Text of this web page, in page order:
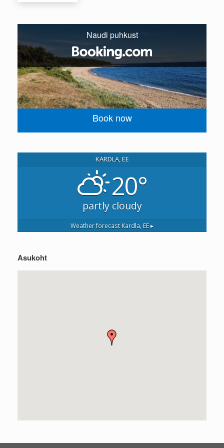
Naudi puhkust
Book now
KARDLA, EE
20°
partly cloudy
Weather forecast Kardla, EE ▸
Asukoht